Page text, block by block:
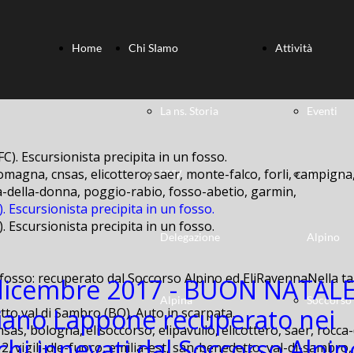
Home Chi SIamo
La ns. Storia
XXV
Delegazione
Alpina
Attività
Eventi
Soccorso
Alpino
Soccorso
cnsas, elicottero, saer, monte-falco, forli,
della-donna, poggio-rabio, fosso-abetio, garmin,
Escursionista precipita in un fosso.
Escursionista precipita in un fosso.
recuperato dal Soccorso Alpino ed EliRavennaNella
bologna, elisoccorso, elipavullo, elicottero, saer,
vigili-dle-fuoco, emilia-est, san-benedetto, val-di-
2017 - BUON
Lappone recuperato nei